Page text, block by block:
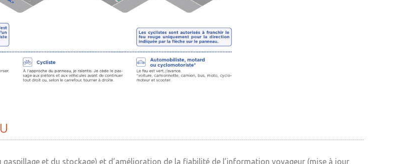
gaspillage et du stockage) et d’amélioration de la fiabilité de l’information voyageur (mise à jour